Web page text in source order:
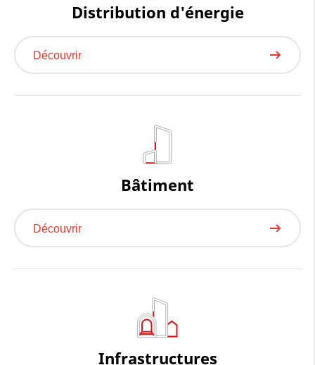
Distribution d'énergie
Découvrir
Bâtiment
Découvrir
Infrastructures